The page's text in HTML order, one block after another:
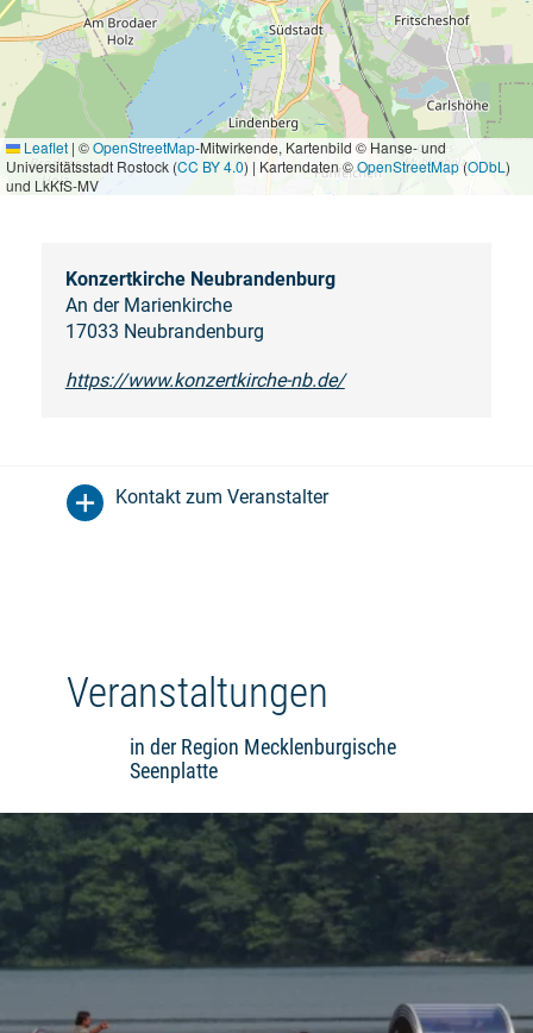
Leaflet | ©OpenStreetMap-Mitwirkende, Kartenbild © Hanse- und
Universitätsstadt Rostock (CC BY 4.0) | Kartendaten ©OpenStreetMap(ODbL )
und LkKfS-MV
Konzertkirche Neubrandenburg
An der Marienkirche
17033 Neubrandenburg
https://www.konzertkirche-nb.de/
Kontakt zum Veranstalter
Veranstaltungen
in der Region Mecklenburgische
Seenplatte